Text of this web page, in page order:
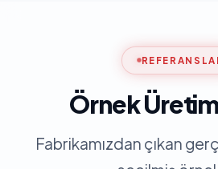
Örnek
Fabrikamızdan çıkan